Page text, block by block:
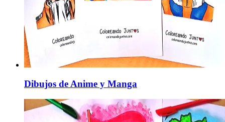
Dibujos de Anime y Manga